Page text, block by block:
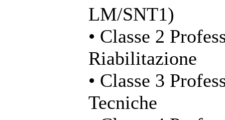
LM/SNT1)
• Classe 2
Riabilitazione
• Classe 3
Tecniche